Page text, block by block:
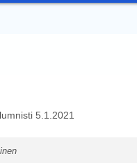
5.1.2021